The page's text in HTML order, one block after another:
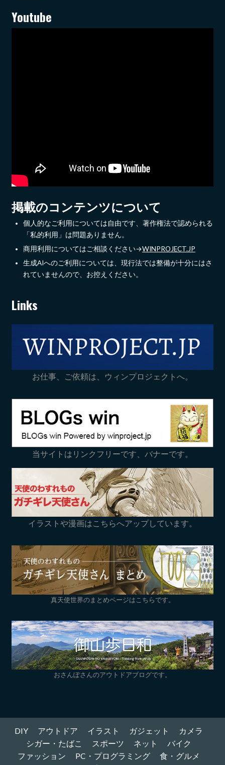
Youtube
掲載のコンテンツについて
個人的なご利用については自由です、著作権法で認められる
「私的利用」は問題ありません。
商用利用についてはご相談ください→WINPROJECT.JP
生成AIへのご利用については、現行法では整備が十分にはさ
れていませんので、お控えください。
Links
お仕事、ご依頼は、ウィンプロジェクトへ。
当サイトはリンクフリーです、バナーです。
イラストや漫画はこちらへアップしています。
真天使世界のまとめページはこちらです。
おさんぽさんのアウトドアブログです。
DIY アウトドア イラスト ガジェット
カメラ
シガー・たばこ
スポーツ ネット
バイク
ファッション
PC・プログラミング
食・グルメ